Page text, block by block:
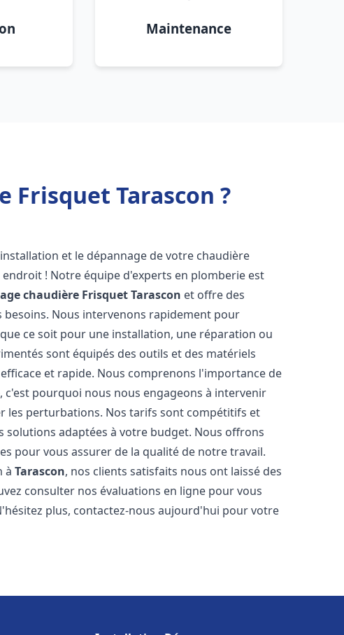
Maintenance
Frisquet Tarascon ?
et le dépannage de votre chaudière
endroit ! Notre équipe d'experts en plomberie est
chaudière FrisquetTarascon et offre des
Nous intervenons rapidement pour
ce soit pour une installation, une réparation ou
sont équipés des outils et des matériels
et rapide. Nous comprenons l'importance de
pourquoi nous nous engageons à intervenir
les perturbations. Nos tarifs sont compétitifs et
adaptées à votre budget. Nous offrons
pour vous assurer de la qualité de notre travail.
àTarascon, nos clients satisfaits nous ont laissé des
consulter nos évaluations en ligne pour vous
plus, contactez-nous aujourd'hui pour votre